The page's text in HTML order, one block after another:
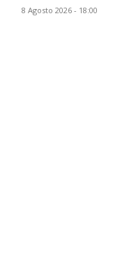
8 Agosto 2026 - 18:00